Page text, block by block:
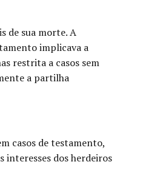
de sua morte. A
implicava a
restrita a casos sem
a partilha
casos de testamento,
interesses dos herdeiros